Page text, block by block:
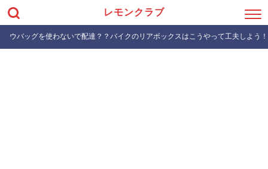
レモンクラブ
ウバッグを使わないで配達？？バイクのリアボックスはこうやって工夫しよう